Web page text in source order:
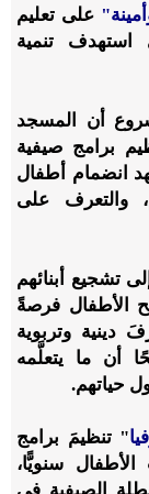
على تعليم
استهدف تنمية
أن المسجد
برامج صيفية
انضمام أطفال
والتعرف على
إلى تشجيع أبنائهم
الأطفال فرصةً
دينية وتربوية
أن ما يتعلَّمه
حياتهم.
" تنظيمَ برامج
سنويًّا،